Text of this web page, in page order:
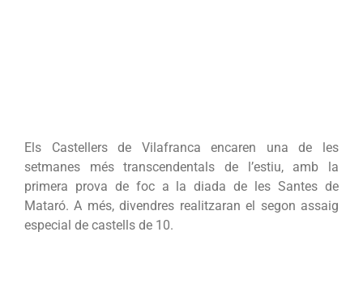
Els Castellers de Vilafranca encaren una de les
setmanes més transcendentals de l’estiu, amb la
primera prova de foc a la diada de les Santes de
Mataró. A més, divendres realitzaran el segon assaig
especial de castells de 10.